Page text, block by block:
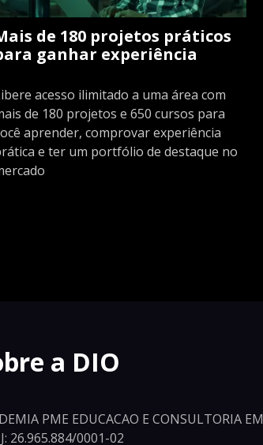
de 180 projetos práticos
ganhar experiência
acesso ilimitado a uma área com
de 180 projetos e 650 cursos para
aprender, comprovar experiência
e ter um portfólio de destaque no
a DIO
PME EDUCACAO E CONSULTORIA
26.965.884/0001-02